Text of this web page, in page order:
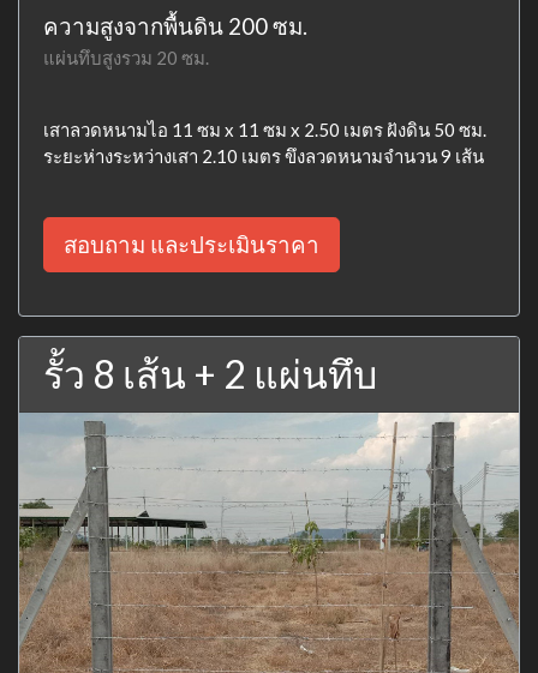
ความสูงจากพื้นดิน 200 ซม.
แผ่นทึบสูงรวม 20 ซม.
เสาลวดหนามไอ 11 ซม x 11 ซม x 2.50 เมตร ฝังดิน 50 ซม.
ระยะห่างระหว่างเสา 2.10 เมตร ขึงลวดหนามจำนวน 9 เส้น
สอบถาม และประเมินราคา
รั้ว 8 เส้น + 2 แผ่นทึบ